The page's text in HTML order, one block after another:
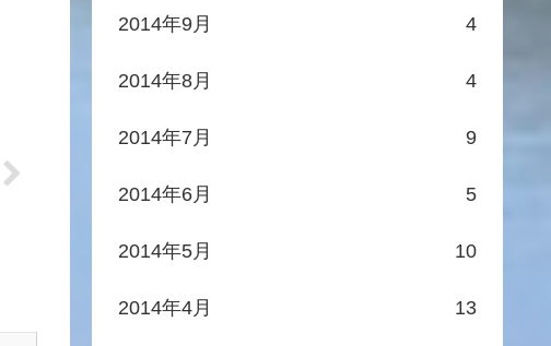
2014年9月 4
2014年8月 4
2014年7月 9
2014年6月 5
2014年5月 10
2014年4月 13